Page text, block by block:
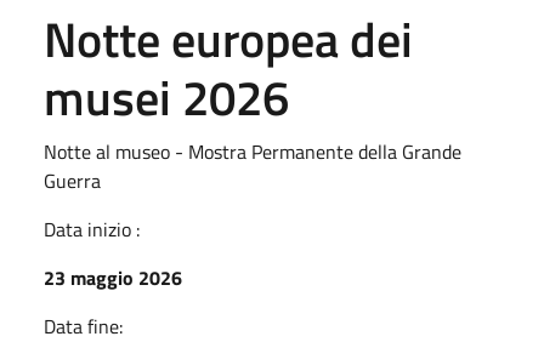
Notte europea dei
musei 2026
Notte al museo - Mostra Permanente della Grande
Guerra
Data inizio :
23 maggio 2026
Data fine: